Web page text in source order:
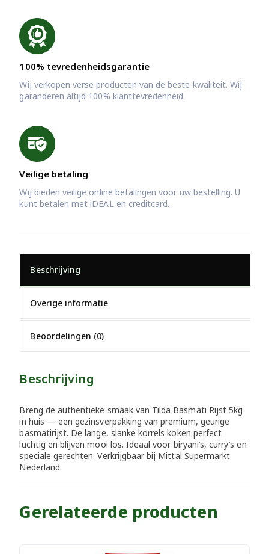
100% tevredenheidsgarantie
Wij verkopen verse producten van de beste kwaliteit. Wij
garanderen altijd 100% klanttevredenheid.
Veilige betaling
Wij bieden veilige online betalingen voor uw bestelling. U
kunt betalen met iDEAL en creditcard.
Beschrijving
Overige informatie
Beoordelingen (0)
Beschrijving
Breng de authentieke smaak van Tilda Basmati Rijst 5kg
in huis — een gezinsverpakking van premium, geurige
basmatirijst. De lange, slanke korrels koken perfect
luchtig en blijven mooi los. Ideaal voor biryani’s, curry’s en
speciale gerechten. Verkrijgbaar bij Mittal Supermarkt
Nederland.
Gerelateerde producten